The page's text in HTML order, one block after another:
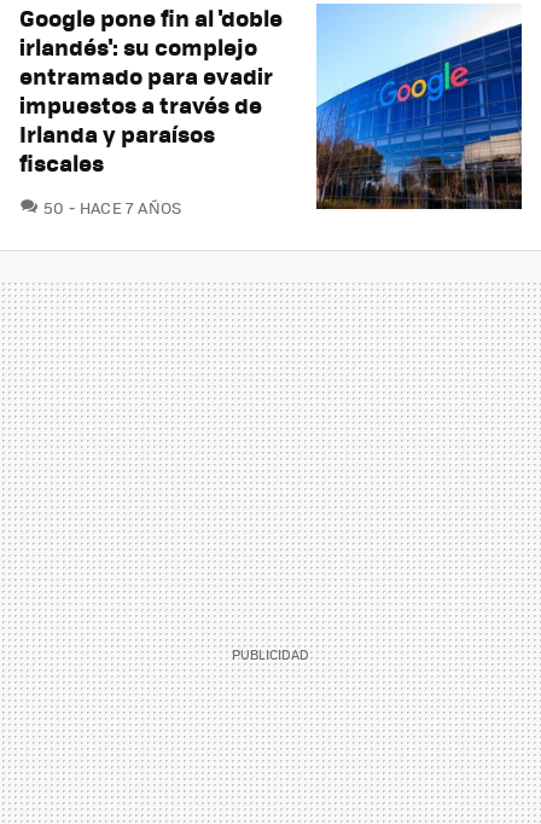
Google pone fin al 'doble
irlandés': su complejo
entramado para evadir
impuestos a través de
Irlanda y paraísos
fiscales
50 COMENTARIOS
HACE 7 AÑOS